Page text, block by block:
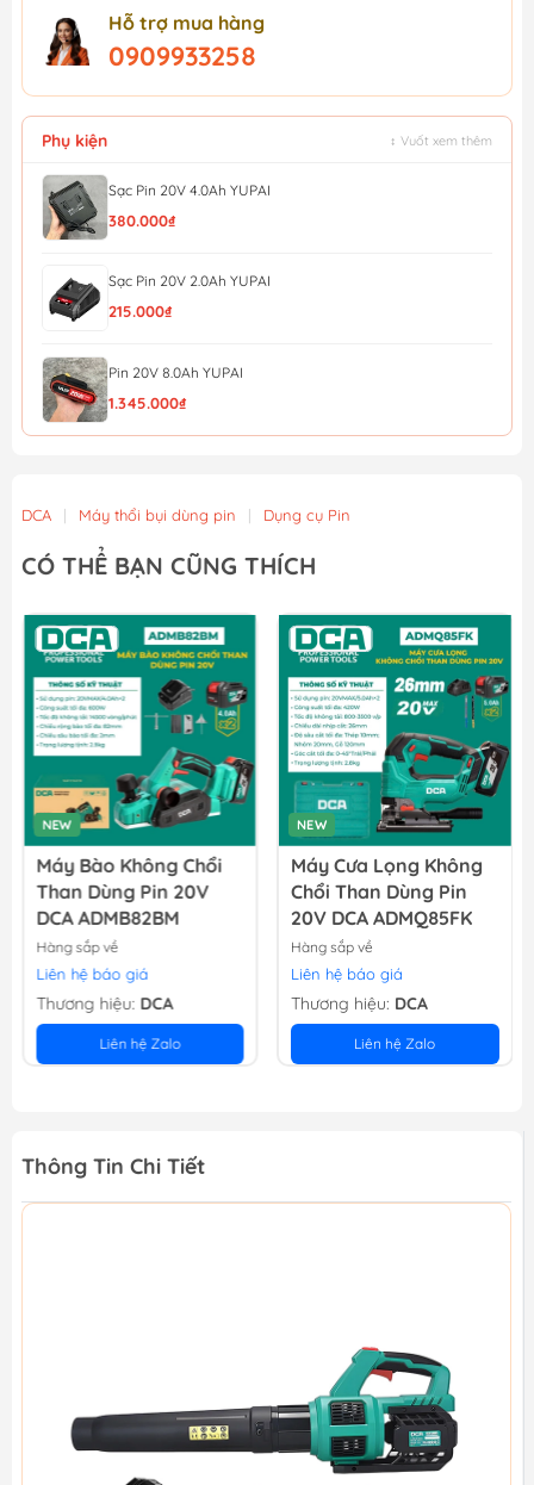
Hỗ trợ mua hàng
0909933258
Phụ kiện ↕ Vuốt xem thêm
Sạc Pin 20V 4.0Ah YUPAI
380.000₫
Sạc Pin 20V 2.0Ah YUPAI
215.000₫
Pin 20V 8.0Ah YUPAI
1.345.000₫
Pin 20V 4.0Ah YUPAI
850.000₫
Pin 20V 2.0Ah YUPAI
490.000₫
DCA | Máy thổi bụi dùng pin | Dụng cụ Pin
CÓ THỂ BẠN CŨNG THÍCH
NEW
Máy Bào Không Chổi
Than Dùng Pin 20V
DCA ADMB82BM
Hàng sắp về
Liên hệ báo giá
Thương hiệu: DCA
Liên hệ Zalo
NEW
Máy Cưa Lọng Không
Chổi Than Dùng Pin
20V DCA ADMQ85FK
Hàng sắp về
Liên hệ báo giá
Thương hiệu: DCA
Liên hệ Zalo
Thông Tin Chi Tiết